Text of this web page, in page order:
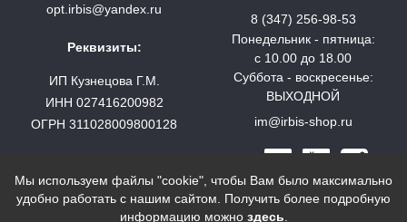
opt.irbis@yandex.ru
Реквизиты:
ИП Кузнецова Г.М.
ИНН 027416200982
ОГРН 311028009800128
8 (347) 256-98-53
Понедельник - пятница:
с 10.00 до 18.00
Суббота - воскресенье:
ВЫХОДНОЙ
im@irbis-shop.ru
© 2000—2022 «ИРБИС интернет-магазин туристического
Мы используем файлы "cookie", чтобы Вам было максимально
удобно работать с нашим сайтом. Получить более подробную
информацию можно здесь